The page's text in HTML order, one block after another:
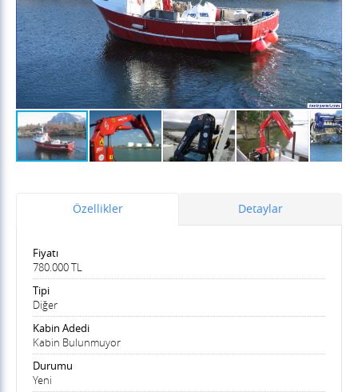
Özellikler Detaylar
Fiyatı
780.000 TL
Tipi
Diğer
Kabin Adedi
Kabin Bulunmuyor
Durumu
Yeni